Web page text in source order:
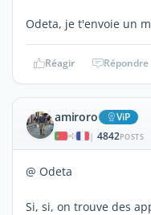
Odeta, je t'envoie un
Réagir Répondre
amiroro ViP
| 4842POSTS
@ Odeta
Si, si, on trouve des